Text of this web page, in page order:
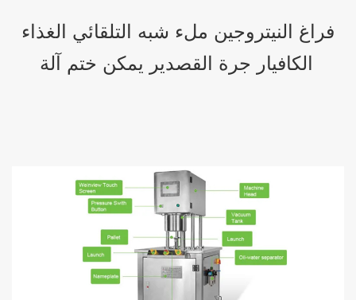
فراغ النيتروجين ملء شبه التلقائي الغذاء
الكافيار جرة القصدير يمكن ختم آلة